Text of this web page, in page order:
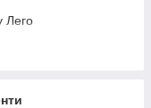
Лего
великими деталями